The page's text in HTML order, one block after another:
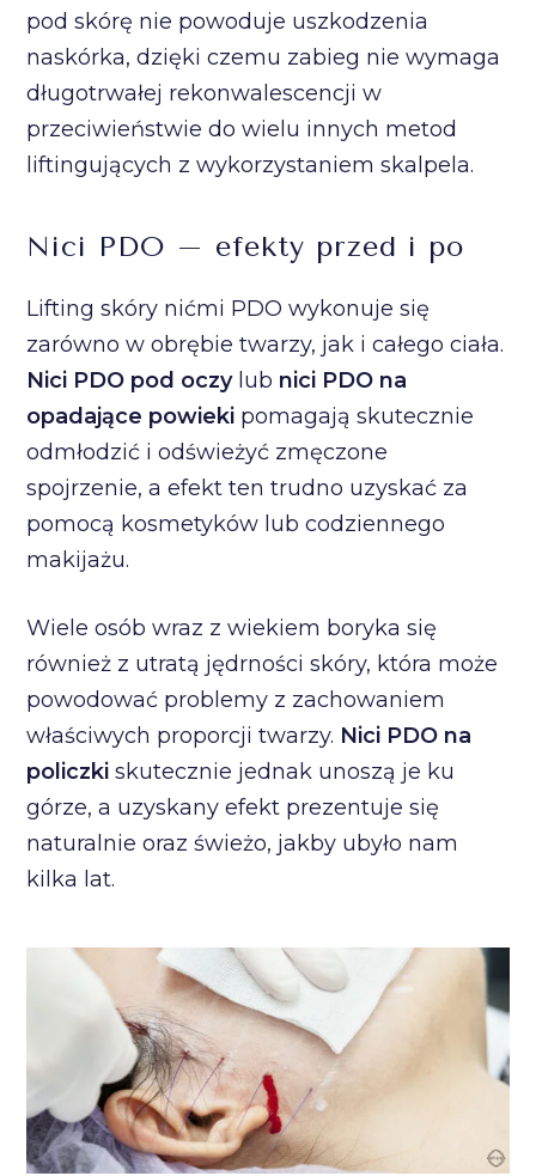
pod skórę nie powoduje uszkodzenia
naskórka, dzięki czemu zabieg nie wymaga
długotrwałej rekonwalescencji w
przeciwieństwie do wielu innych metod
liftingujących z wykorzystaniem skalpela.
Nici PDO – efekty przed i po
Lifting skóry nićmi PDO wykonuje się
zarówno w obrębie twarzy, jak i całego ciała.
Nici PDO pod oczylub nici PDO na
opadające powieki pomagają skutecznie
odmłodzić i odświeżyć zmęczone
spojrzenie, a efekt ten trudno uzyskać za
pomocą kosmetyków lub codziennego
makijażu.
Wiele osób wraz z wiekiem boryka się
również z utratą jędrności skóry, która może
powodować problemy z zachowaniem
właściwych proporcji twarzy. Nici PDO na
policzki skutecznie jednak unoszą je ku
górze, a uzyskany efekt prezentuje się
naturalnie oraz świeżo, jakby ubyło nam
kilka lat.